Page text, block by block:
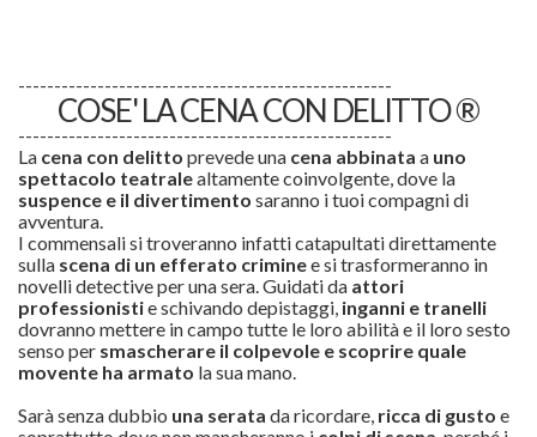
----------------------------------------------------
COSE' LA CENA CON DELITTO ®
----------------------------------------------------
La cena con delitto prevede una cena abbinata a uno
spettacolo teatralealtamente coinvolgente, dove la
suspence e il divertimento saranno i tuoi compagni di
avventura.
I commensali si troveranno infatti catapultati direttamente
sulla scena di un efferato criminee si trasformeranno in
novelli detective per una sera. Guidati da attori
professionistie schivando depistaggi, inganni e tranelli
dovranno mettere in campo tutte le loro abilità e il loro sesto
senso per smascherare il colpevole e scoprire quale
movente ha armato la sua mano.
Sarà senza dubbio una serata da ricordare, ricca di gusto e